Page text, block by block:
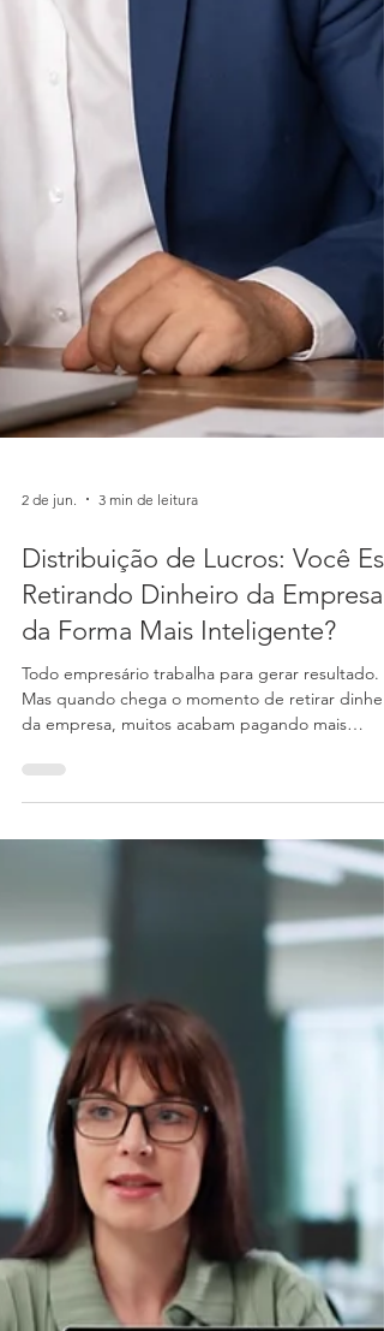
2 de jun.
Retirando Dinheiro da Empresa
da Forma Mais Inteligente?
Todo empresário trabalha para gerar resultado.
Mas quando chega o momento de retirar
da empresa, muitos acabam pagando mais
impostos do que deveriam simplesmente por
conhecerem as opções disponíveis. É muito
comum encontrarmos empresas que possuem
boa lucratividade, faturamento consistente e uma
operação saudável, mas que ainda remuneram
seus sócios da forma menos eficiente possível. O
resultado? Mais impostos, menos caixa e menos
patrimônio sendo construído ao l